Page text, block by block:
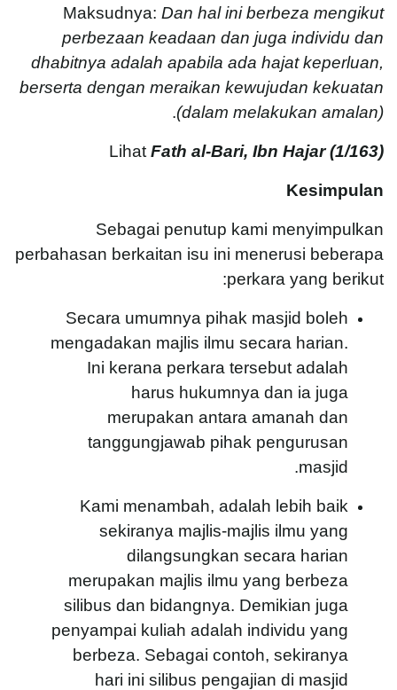
Maksudnya: Dan hal ini berbeza mengikut
perbezaan keadaan dan juga individu dan
dhabitnya adalah apabila ada hajat keperluan,
berserta dengan meraikan kewujudan kekuatan
(dalam melakukan amalan)
.
Lihat Fath al-Bari, Ibn Hajar (1/163)
Kesimpulan
Sebagai penutup kami menyimpulkan
perbahasan berkaitan isu ini menerusi beberapa
perkara yang berikut:
Secara umumnya pihak masjid boleh
mengadakan majlis ilmu secara harian.
Ini kerana perkara tersebut adalah
harus hukumnya dan ia juga
merupakan antara amanah dan
tanggungjawab pihak pengurusan
masjid.
Kami menambah, adalah lebih baik
sekiranya majlis-majlis ilmu yang
dilangsungkan secara harian
merupakan majlis ilmu yang berbeza
silibus dan bidangnya. Demikian juga
penyampai kuliah adalah individu yang
berbeza. Sebagai contoh, sekiranya
hari ini silibus pengajian di masjid